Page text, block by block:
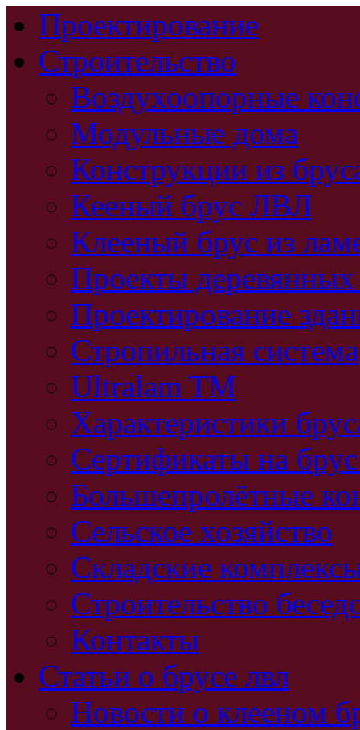
Проектирование
Строительство
Воздухоопорные
Модульные дома
Конструкции из
Кееный брус ЛВЛ
Клееный брус из
Проекты
Проектирование
Стропильная система
Ultralam TM
Характеристики
Сертификаты на
Большепролётные
Сельское хозяйство
Складские
Строительство
Контакты
Статьи о брусе лвл
Новости о клееном